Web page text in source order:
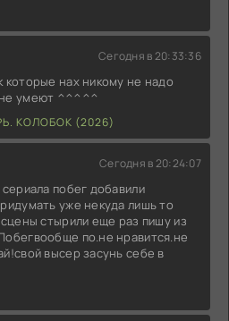
Сегодня в 20:33:36
которые нах никому не надо
не умеют ^^^^^
КОЛОБОК (2026)
Сегодня в 20:24:07
побег добавили
уже некуда лишь то
стырили еще раз пишу из
по.не нравится.не
высер засунь себе в